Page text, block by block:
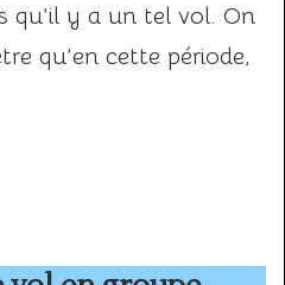
qu’il y a un tel vol. On
qu’en cette période,